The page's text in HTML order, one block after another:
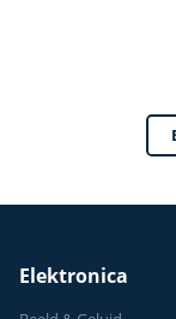
Elektronica